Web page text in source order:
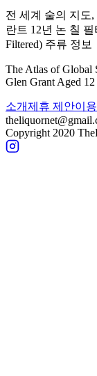
전 세계 술의 지도
란트 12년 논 칠 필
Filtered) 주류 정보
The Atlas of Global
Glen Grant Aged
소개제휴 제안이
Copyright 2020